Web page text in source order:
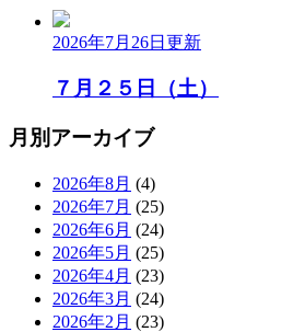
2026年7月26日 更新
７月２５日（土）
月別アーカイブ
2026年8月 (4)
2026年7月 (25)
2026年6月 (24)
2026年5月 (25)
2026年4月 (23)
2026年3月 (24)
2026年2月 (23)